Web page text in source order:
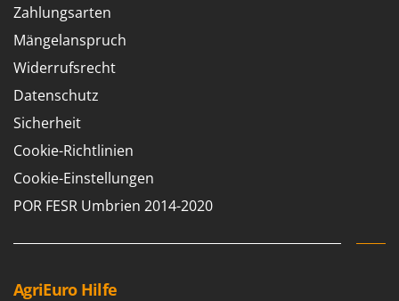
Zahlungsarten
Mängelanspruch
Widerrufsrecht
Datenschutz
Sicherheit
Cookie-Richtlinien
Cookie-Einstellungen
POR FESR Umbrien 2014-2020
AgriEuro Hilfe